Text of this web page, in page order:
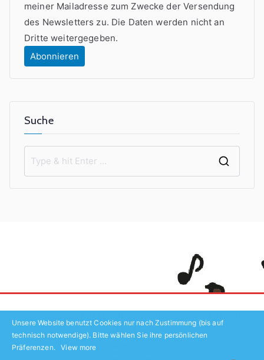
meiner Mailadresse zum Zwecke der Versendung
des Newsletters zu. Die Daten werden nicht an
Dritte weitergegeben.
Suche
r
:
Münster
Unsere Website benutzt Cookies nur nach Zustimmung (bis auf
technisch notwendige). Bitte wählen Sie ihre persönlichen
Präferenzen.View more